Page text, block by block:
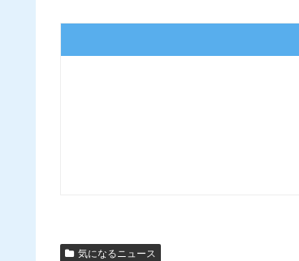
気になるニュース